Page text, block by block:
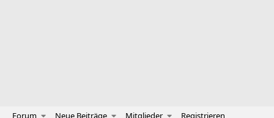
Forum Neue Beiträge Mitglieder Registrieren